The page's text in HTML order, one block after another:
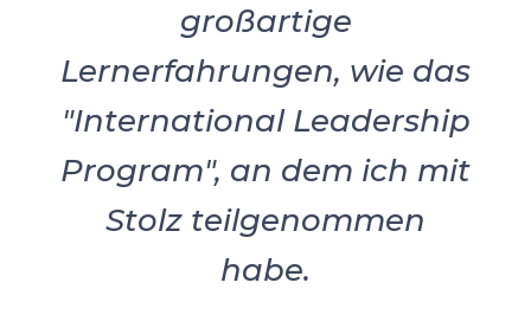
großartige
Lernerfahrungen, wie das
"International Leadership
Program", an dem ich mit
Stolz teilgenommen
habe.